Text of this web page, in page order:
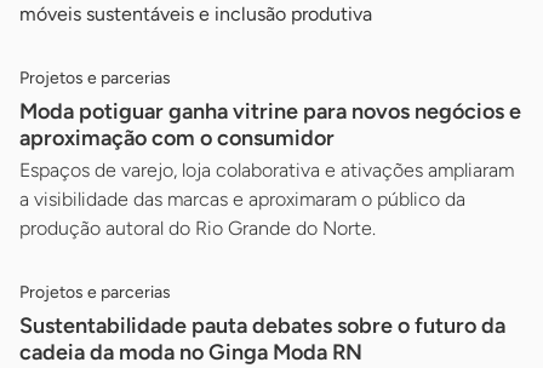
móveis sustentáveis e inclusão produtiva
Projetos e parcerias
Moda potiguar ganha vitrine para novos negócios e
aproximação com o consumidor
Espaços de varejo, loja colaborativa e ativações ampliaram
a visibilidade das marcas e aproximaram o público da
produção autoral do Rio Grande do Norte.
Projetos e parcerias
Sustentabilidade pauta debates sobre o futuro da
cadeia da moda no Ginga Moda RN